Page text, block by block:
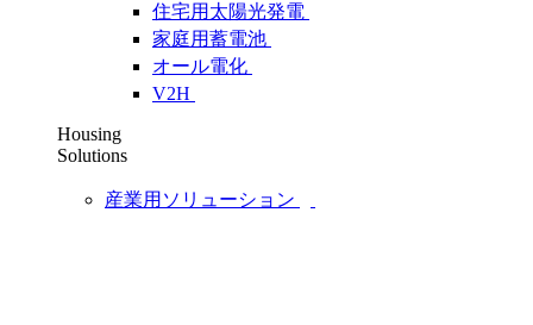
住宅用太陽光発電
家庭用蓄電池
オール電化
V2H
Housing
Solutions
産業用ソリューション